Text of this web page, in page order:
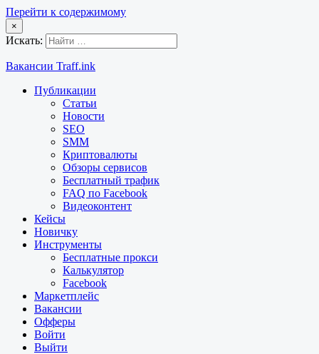
Перейти к содержимому
×
Искать:
Вакансии Traff.ink
Публикации
Статьи
Новости
SEO
SMM
Криптовалюты
Обзоры сервисов
Бесплатный трафик
FAQ по Facebook
Видеоконтент
Кейсы
Новичку
Инструменты
Бесплатные прокси
Калькулятор
Facebook
Маркетплейс
Вакансии
Офферы
Войти
Выйти